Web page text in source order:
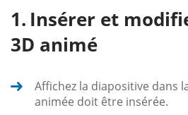
Insérer et
3D animé
Affichez la diapositive dans
animée doit être insérée.